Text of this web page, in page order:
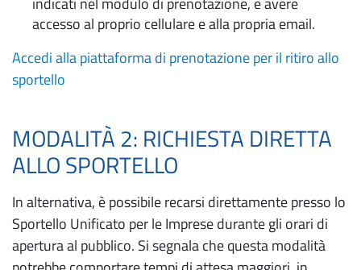
accesso al proprio cellulare e alla propria email.
Accedi alla piattaforma di prenotazione per il ritiro allo
sportello
MODALITÀ 2: RICHIESTA DIRETTA
ALLO SPORTELLO
In alternativa, è possibile recarsi direttamente presso lo
Sportello Unificato per le Imprese durante gli orari di
apertura al pubblico. Si segnala che questa modalità